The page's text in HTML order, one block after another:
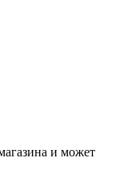
и может